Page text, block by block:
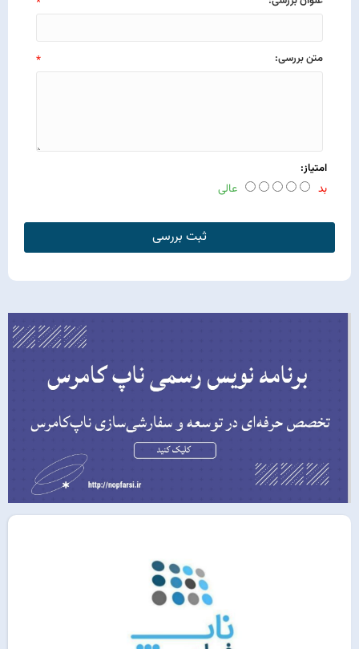
متن بررسی: *
امتیاز:
بد عالی
ثبت بررسی